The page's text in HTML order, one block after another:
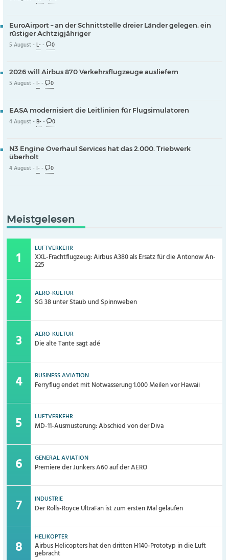
EuroAirport – an der Schnittstelle dreier Länder gelegen, ein
rüstiger Achtzigjähriger
5 August -L-- 0
2026 will Airbus 870 Verkehrsflugzeuge ausliefern
5 August - I-- 0
EASA modernisiert die Leitlinien für Flugsimulatoren
4 August -B-- 0
N3 Engine Overhaul Services hat das 2.000. Triebwerk
überholt
4 August - I-- 0
Meistgelesen
LUFTVERKEHR
XXL-Frachtflugzeug: Airbus A380 als Ersatz für die Antonow An-
225
AERO-KULTUR
SG 38 unter Staub und Spinnweben
AERO-KULTUR
Die alte Tante sagt adé
BUSINESS AVIATION
Ferryflug endet mit Notwasserung 1.000 Meilen vor Hawaii
LUFTVERKEHR
MD-11-Ausmusterung: Abschied von der Diva
GENERAL AVIATION
Premiere der Junkers A60 auf der AERO
INDUSTRIE
Der Rolls-Royce UltraFan ist zum ersten Mal gelaufen
HELIKOPTER
Airbus Helicopters hat den dritten H140-Prototyp in die Luft
gebracht